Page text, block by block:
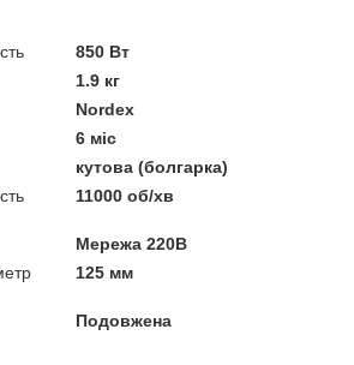
850 Вт
1.9 кг
Nordex
6 міс
кутова (болгарка)
11000 об/хв
Мережа 220В
125 мм
Подовжена